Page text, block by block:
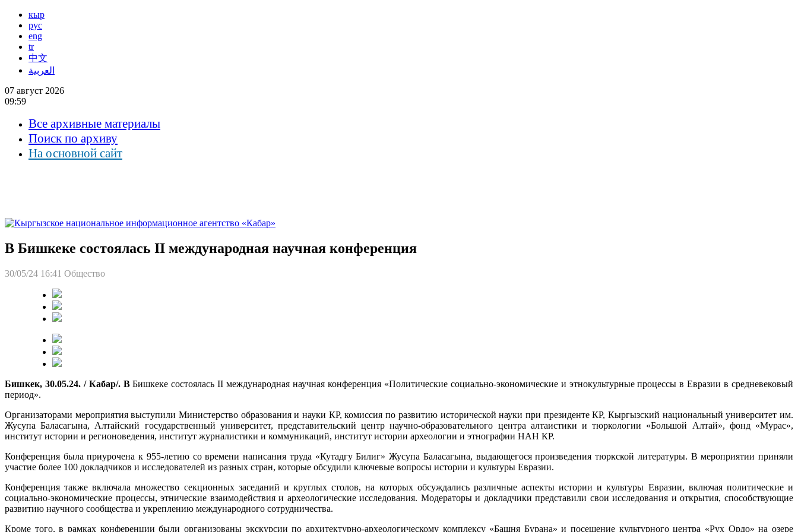
кыр
рус
eng
tr
中文
العربية
07 август 2026
09:59
Все архивные материалы
Поиск по архиву
На основной сайт
В Бишкеке состоялась II международная научная конференция
30/05/24 16:41 Общество
Бишкек, 30.05.24. / Кабар/. ВБишкеке состоялась II международная научная конференция «Политические социально-экономические и этнокультурные процессы в Евразии в средневековый
период».
Организаторами мероприятия выступили Министерство образования и науки КР, комиссия по развитию исторической науки при президенте КР, Кыргызский национальный университет им.
Жусупа Баласагына, Алтайский государственный университет, представительский центр научно-образовательного центра алтаистики и тюркологии «Большой Алтай», фонд «Мурас»,
институт истории и регионоведения, институт журналистики и коммуникаций, институт истории археологии и этнографии НАН КР.
Конференция была приурочена к 955-летию со времени написания труда «Кутадгу Билиг» Жусупа Баласагына, выдающегося произведения тюркской литературы. В мероприятии приняли
участие более 100 докладчиков и исследователей из разных стран, которые обсудили ключевые вопросы истории и культуры Евразии.
Конференция также включала множество секционных заседаний и круглых столов, на которых обсуждались различные аспекты истории и культуры Евразии, включая политические и
социально-экономические процессы, этнические взаимодействия и археологические исследования. Модераторы и докладчики представили свои исследования и открытия, способствующие
развитию научного сообщества и укреплению международного сотрудничества.
Кроме того, в рамках конференции были организованы экскурсии по архитектурно-археологическому комплексу «Башня Бурана» и посещение культурного центра «Рух Ордо» на озере